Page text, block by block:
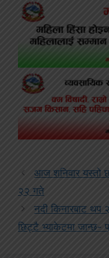
आज शनिवार यस्तो
२२ गते
नदी किनारबाट थप
छिट्टै भ्याकेटमा जान्छ-